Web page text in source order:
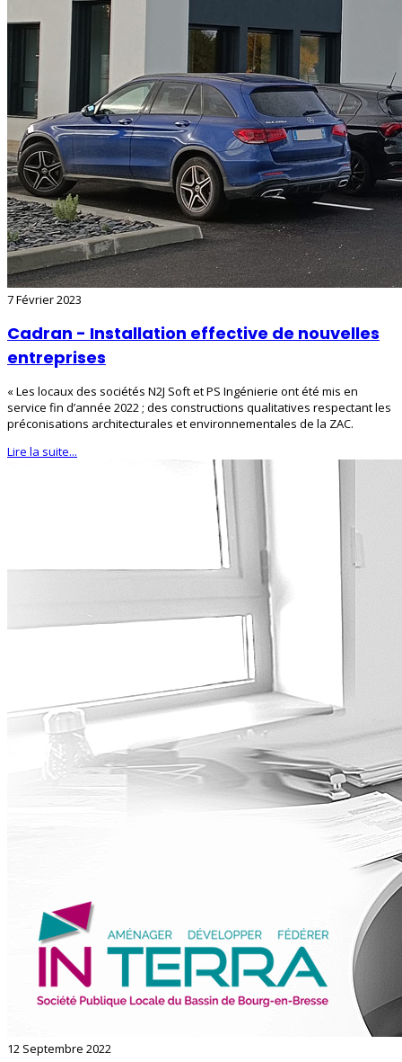
7 Février 2023
Cadran - Installation effective de nouvelles
entreprises
« Les locaux des sociétés N2J Soft et PS Ingénierie ont été mis en
service fin d’année 2022 ; des constructions qualitatives respectant les
préconisations architecturales et environnementales de la ZAC.
Lire la suite...
12 Septembre 2022